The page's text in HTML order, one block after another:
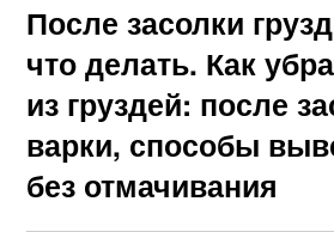
После засолки
что делать. Как
из груздей: после
варки, способы
без отмачивания